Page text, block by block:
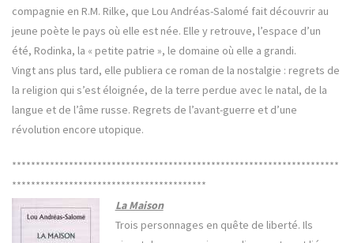
compagnie en R.M. Rilke, que Lou Andréas-Salomé fait découvrir au
jeune poète le pays où elle est née. Elle y retrouve, l’espace d’un
été, Rodinka, la « petite patrie », le domaine où elle a grandi.
Vingt ans plus tard, elle publiera ce roman de la nostalgie : regrets de
la religion qui s’est éloignée, de la terre perdue avec le natal, de la
langue et de l’âme russe. Regrets de l’avant-guerre et d’une
révolution encore utopique.
*********************************************************************
*****************************************
La Maison
Trois personnages en quête de liberté. Ils